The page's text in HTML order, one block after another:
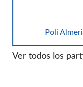
Poli
Ver todos los